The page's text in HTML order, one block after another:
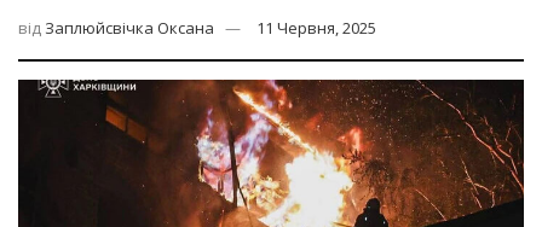
від Заплюйсвічка Оксана 11 Червня, 2025